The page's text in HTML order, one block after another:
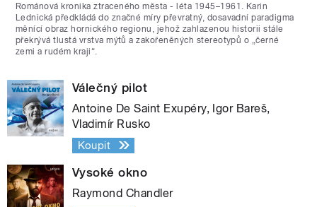
Románová kronika ztraceného města - léta 1945–1961. Karin
Lednická předkládá do značné míry převratný, dosavadní paradigma
měnící obraz hornického regionu, jehož zahlazenou historii stále
překrývá tlustá vrstva mýtů a zakořeněných stereotypů o „černé
zemi a rudém kraji“.
Válečný pilot
Antoine De Saint Exupéry, Igor Bareš,
Vladimír Rusko
Koupit
Vysoké okno
Raymond Chandler